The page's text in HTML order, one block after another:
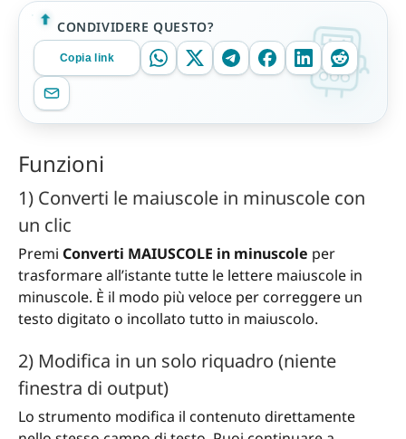
CONDIVIDERE QUESTO?
Copia link
Funzioni
1) Converti le maiuscole in minuscole con
un clic
Premi Converti MAIUSCOLE in minuscole per
trasformare all’istante tutte le lettere maiuscole in
minuscole. È il modo più veloce per correggere un
testo digitato o incollato tutto in maiuscolo.
2) Modifica in un solo riquadro (niente
finestra di output)
Lo strumento modifica il contenuto direttamente